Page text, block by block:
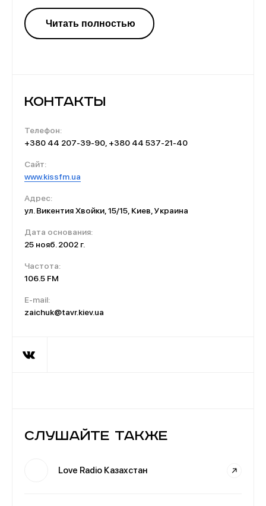
представлено не только потрясающими хитами
прошлых времен. Эти песни умело чередуются с
Контакты
Телефон:
+380 44 207-39-90, +380 44 537-21-40
Сайт:
www.kissfm.ua
Адрес:
ул. Викентия Хвойки, 15/15, Киев, Украина
Дата основания:
25 нояб. 2002 г.
Частота:
106.5 FM
E-mail:
zaichuk@tavr.kiev.ua
Слушайте также
Love Radio Казахстан